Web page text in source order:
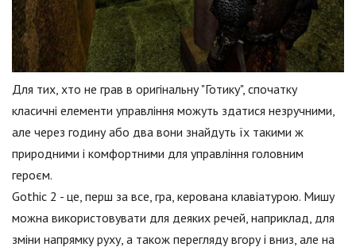
Для тих, хто не грав в оригінальну "Готику", спочатку
класичні елементи управління можуть здатися незручними,
але через годину або два вони знайдуть їх такими ж
природними і комфортними для управління головним
героєм.
Gothic 2 - це, перш за все, гра, керована клавіатурою. Мишу
можна використовувати для деяких речей, наприклад, для
зміни напрямку руху, а також перегляду вгору і вниз, але на